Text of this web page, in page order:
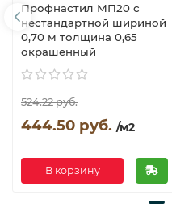
Профнастил МП20 с
нестандартной шириной
0,70 м толщина 0,65
окрашенный
524.22 руб.
444.50 руб. /м2
В корзину